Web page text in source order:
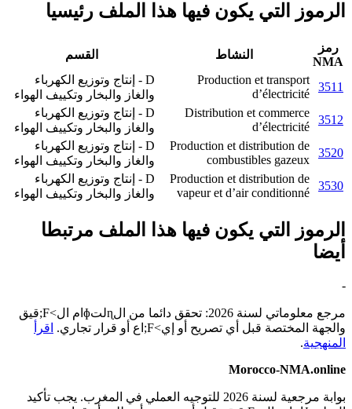
الرموز التي يكون فيها هذا الملف رئيسيا
رمز
NMA
النشاط القسم
3511
Production et transport
d’électricité
D - إنتاج وتوزيع الكهرباء
والغاز والبخار وتكييف الهواء
3512
Distribution et commerce
d’électricité
D - إنتاج وتوزيع الكهرباء
والغاز والبخار وتكييف الهواء
3520
Production et distribution de
combustibles gazeux
D - إنتاج وتوزيع الكهرباء
والغاز والبخار وتكييف الهواء
3530
Production et distribution de
vapeur et d’air conditionné
D - إنتاج وتوزيع الكهرباء
والغاز والبخار وتكييف الهواء
الرموز التي يكون فيها هذا الملف مرتبطا
أيضا
-
مرجع معلوماتي لسنة 2026: تحقق دائما من الɳلتɸام ال>F;قيق
والجهة المختصة قبل أي تصريح أو إي>F;اع أو قرار تجاري.
اقرأ
المنهجية.
Morocco-NMA.online
بوابة مرجعية لسنة 2026 للتوجيه العملي في المغرب. يجب تأكيد